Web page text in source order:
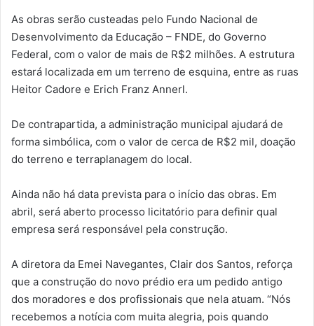
As obras serão custeadas pelo Fundo Nacional de
Desenvolvimento da Educação – FNDE, do Governo
Federal, com o valor de mais de R$2 milhões. A estrutura
estará localizada em um terreno de esquina, entre as ruas
Heitor Cadore e Erich Franz Annerl.
De contrapartida, a administração municipal ajudará de
forma simbólica, com o valor de cerca de R$2 mil, doação
do terreno e terraplanagem do local.
Ainda não há data prevista para o início das obras. Em
abril, será aberto processo licitatório para definir qual
empresa será responsável pela construção.
A diretora da Emei Navegantes, Clair dos Santos, reforça
que a construção do novo prédio era um pedido antigo
dos moradores e dos profissionais que nela atuam. “Nós
recebemos a notícia com muita alegria, pois quando